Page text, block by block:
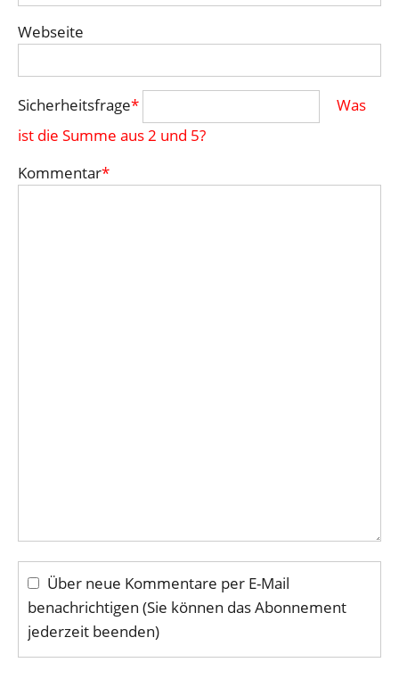
Webseite
Sicherheitsfrage*
Was
ist die Summe aus 2 und 5?
Kommentar*
Über neue Kommentare per E-Mail
benachrichtigen (Sie können das Abonnement
jederzeit beenden)